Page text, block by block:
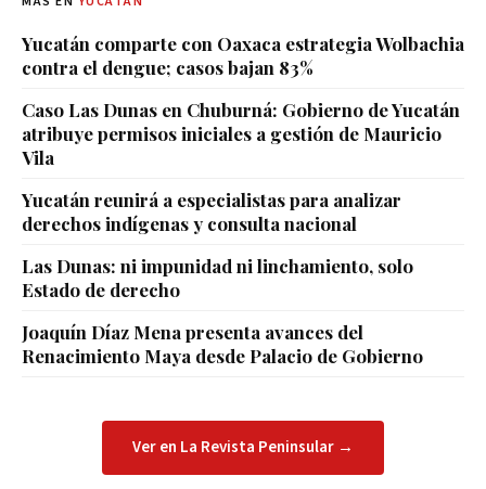
Yucatán comparte con Oaxaca estrategia Wolbachia
contra el dengue; casos bajan 83%
Caso Las Dunas en Chuburná: Gobierno de Yucatán
atribuye permisos iniciales a gestión de Mauricio
Vila
Yucatán reunirá a especialistas para analizar
derechos indígenas y consulta nacional
Las Dunas: ni impunidad ni linchamiento, solo
Estado de derecho
Joaquín Díaz Mena presenta avances del
Renacimiento Maya desde Palacio de Gobierno
Ver en La Revista Peninsular →